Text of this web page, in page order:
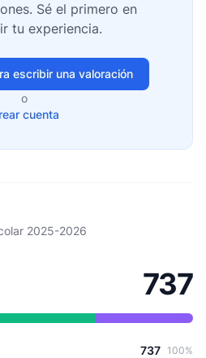
Sé el primero en
tu experiencia.
escribir una valoración
o
cuenta
2025-2026
737
737 100%